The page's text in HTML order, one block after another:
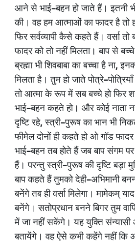
आने से भाई–बहन हो जाते हैं। इतनी
की। वह हम आत्माओं का फादर है तो
फिर सर्वव्यापी कैसे कहते हैं। वर्सा तो
फादर को तो नहीं मिलता। बाप से बच्चे
ब्रह्मा भी शिवबाबा का बच्चा है ना,
मिलता है। तुम हो जाते पोत्रे–
तो आत्मा के रूप में सब बच्चे हो फिर
भाई–बहन कहते हो। और कोई नाता
दृष्टि रहे,स्त्री–पुरूष का भान भी
फीमेल दोनों ही कहते हो ओ गॉड फादर
भाई–बहन तब होते हैं जब बाप संगम पर
हैं। परन्तु स्त्री–पुरूष की दृष्टि बड़ा
बाप कहते हैं तुमको देही–अभिमानी
बनेंगे तब ही वर्सा मिलेगा। मामेकम् याद
बनेंगे। सतोप्रधान बनने बिगर तुम
में जा नहीं सकेंगे। यह युक्ति संन्यासी
बतायेंगे। वह ऐसे कभी कहेंगे नहीं कि